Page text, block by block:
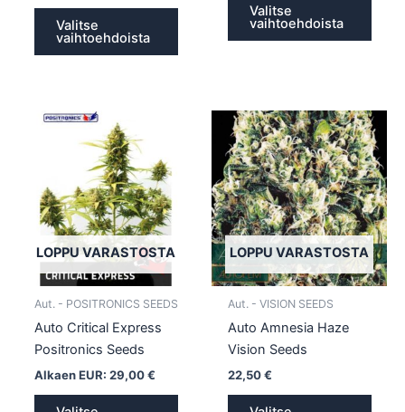
Valitse
vaihtoehdoista
Valitse
vaihtoehdoista
LOPPU VARASTOSTA
Aut. - POSITRONICS SEEDS
Auto Critical Express
Positronics Seeds
Alkaen EUR: 29,00€
tuotteella
useampi
muunnelma.
valinnat
LOPPU VARASTOSTA
Aut. - VISION SEEDS
Auto Amnesia Haze
Vision Seeds
22,50€
Tällä
on
Voit
tehdä